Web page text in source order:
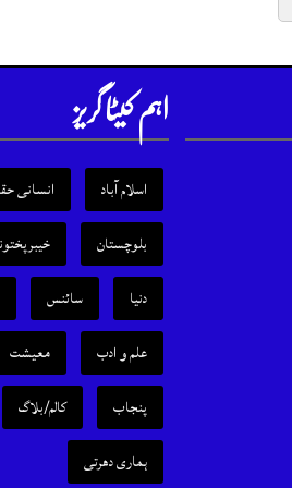
اہم کیٹا گریز
اسلام آباد انسانی
بلوچستان
دنیا
سائنس
علم و ادب
معیشت
پنجاب
کالم/بلاگ
ہماری دھرتی